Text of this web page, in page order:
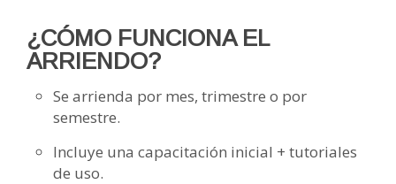
¿CÓMO FUNCIONA EL
ARRIENDO?
Se arrienda por mes, trimestre o por
semestre.
Incluye una capacitación inicial + tutoriales
de uso.